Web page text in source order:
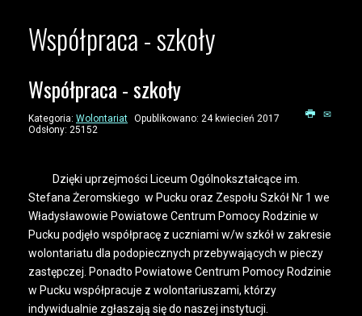
Współpraca - szkoły
Współpraca - szkoły
Kategoria: Wolontariat Opublikowano: 24 kwiecień 2017
Odsłony: 25152
Dzięki uprzejmości Liceum Ogólnokształcące im.
Stefana Żeromskiego w Pucku oraz Zespołu Szkół Nr 1 we
Władysławowie Powiatowe Centrum Pomocy Rodzinie w
Pucku podjęło współpracę z uczniami w/w szkół w zakresie
wolontariatu dla podopiecznych przebywających w pieczy
zastępczej. Ponadto Powiatowe Centrum Pomocy Rodzinie
w Pucku współpracuje z wolontariuszami, którzy
indywidualnie zgłaszają się do naszej instytucji.